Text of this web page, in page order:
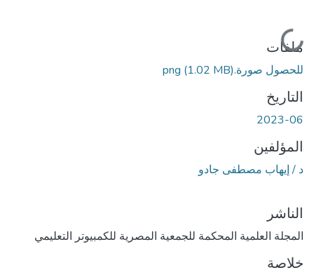
جاري التحميل...
ملفات
للحصول صورة.png(1.02 MB)
التاريخ
2023-06
المؤلفين
د / إيهاب مصطفى جادو
الناشر
المجلة العلمية المحكمة للجمعية المصرية للكمبيوتر التعليمي
خلاصة